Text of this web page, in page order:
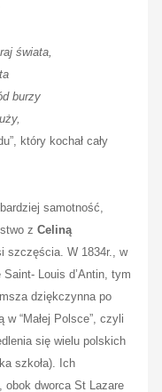
świata,
burzy
który kochał cały
samotność,
z Celiną
szczęścia. W 1834r., w
Louis d’Antin, tym
dziękczynna po
w “Małej Polsce”, czyli
się wielu polskich
szkoła). Ich
obok dworca St Lazare